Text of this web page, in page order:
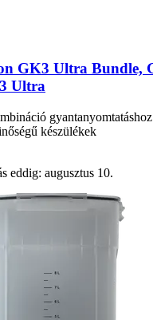
GK3 Ultra Bundle,
Ultra
gyantanyomtatáshoz
készülékek
eddig: augusztus 10.